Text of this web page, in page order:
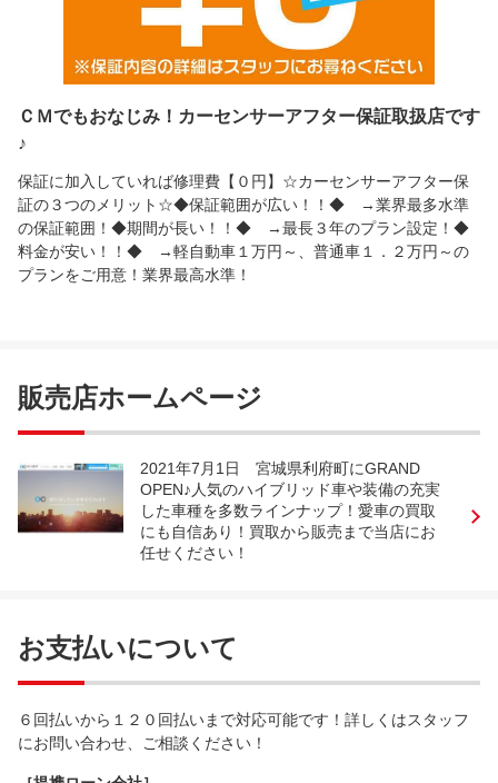
ＣＭでもおなじみ！カーセンサーアフター保証取扱店です
♪
保証に加入していれば修理費【０円】☆カーセンサーアフター保
証の３つのメリット☆◆保証範囲が広い！！◆ →業界最多水準
の保証範囲！◆期間が長い！！◆ →最長３年のプラン設定！◆
料金が安い！！◆ →軽自動車１万円～、普通車１．２万円～の
プランをご用意！業界最高水準！
販売店ホームページ
2021年7月1日 宮城県利府町にGRAND
OPEN♪人気のハイブリッド車や装備の充実
した車種を多数ラインナップ！愛車の買取
にも自信あり！買取から販売まで当店にお
任せください！
お支払いについて
６回払いから１２０回払いまで対応可能です！詳しくはスタッフ
にお問い合わせ、ご相談ください！